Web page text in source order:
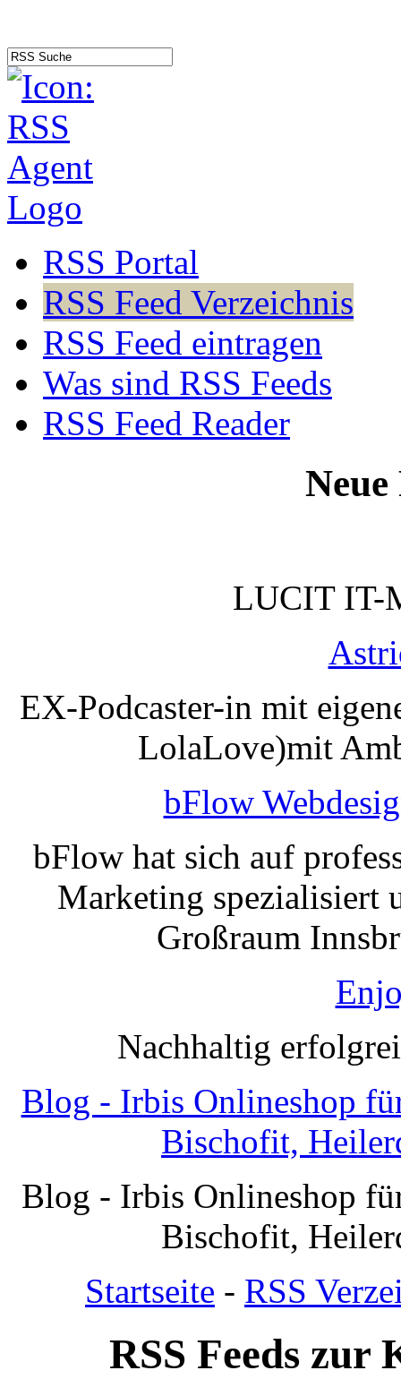
RSS Portal
RSS Feed Verzeichnis
RSS Feed eintragen
Was sind RSS Feeds
RSS Feed Reader
Neue
LUCIT IT-
EX-Podcaster-in mit
LolaLove)mit
bFlow
bFlow hat sich auf
Marketing spezialisiert
Großraum
Nachhaltig
Blog - Irbis Onlineshop
Bischofit,
Blog - Irbis Onlineshop
Bischofit,
Startseite - RSS
RSS Feeds